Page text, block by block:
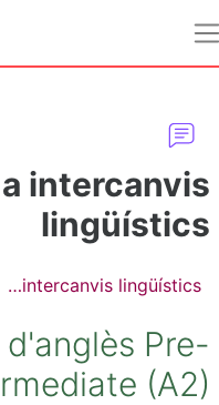
a
Fòrum per a intercanvis lingüístics
d'anglès